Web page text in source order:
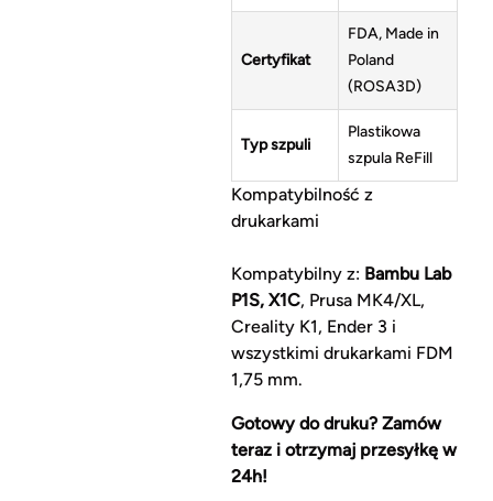
Certyfikat
FDA, Made in
Poland
(ROSA3D)
Typ szpuli
Plastikowa
szpula ReFill
Kompatybilność z
drukarkami
Kompatybilny z: Bambu Lab
P1S, X1C, Prusa MK4/XL,
Creality K1, Ender 3 i
wszystkimi drukarkami FDM
1,75 mm.
Gotowy do druku? Zamów
teraz i otrzymaj przesyłkę w
24h!